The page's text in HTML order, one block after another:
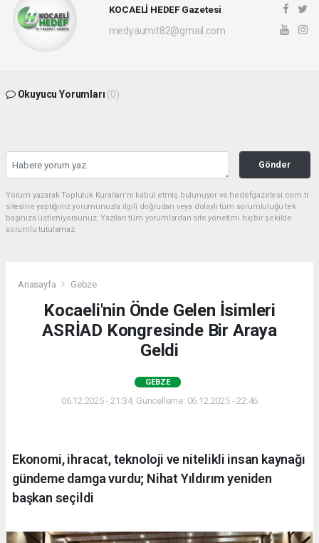
KOCAELİ HEDEF Gazetesi
medyaumit82@gmail.com
Okuyucu Yorumları (0)
Gönder
Yorum yazarak Topluluk Kuralları’nı kabul etmiş bulunuyor ve hedefgazetesi.com.tr
sitesine yaptığınız yorumunuzla ilgili doğrudan veya dolaylı tüm sorumluluğu tek
başınıza üstleniyorsunuz. Yazılan tüm yorumlardan site yönetimi hiçbir şekilde
sorumlu tutulamaz.
Anasayfa Gebze
Kocaeli'nin Önde Gelen İsimleri
ASRİAD Kongresinde Bir Araya
Geldi
GEBZE
06.12.2025 - 21:34, Güncelleme: 06.12.2025 - 22:46
Ekonomi, ihracat, teknoloji ve nitelikli insan kaynağı
gündeme damga vurdu; Nihat Yıldırım yeniden
başkan seçildi